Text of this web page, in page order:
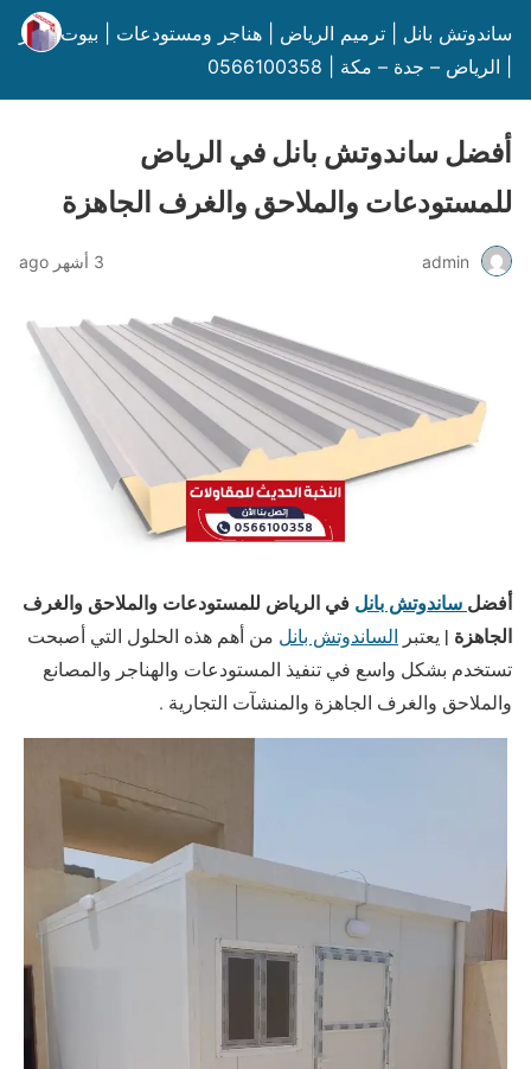
ساندوتش بانل | ترميم الرياض | هناجر ومستودعات | بيوت شعر
| الرياض – جدة – مكة | 0566100358
أفضل ساندوتش بانل في الرياض
للمستودعات والملاحق والغرف الجاهزة
admin 3 أشهر ago
أفضل ساندوتش بانل في الرياض للمستودعات والملاحق والغرف
الجاهزة | يعتبر الساندوتش بانل من أهم هذه الحلول التي أصبحت
تستخدم بشكل واسع في تنفيذ المستودعات والهناجر والمصانع
والملاحق والغرف الجاهزة والمنشآت التجارية .